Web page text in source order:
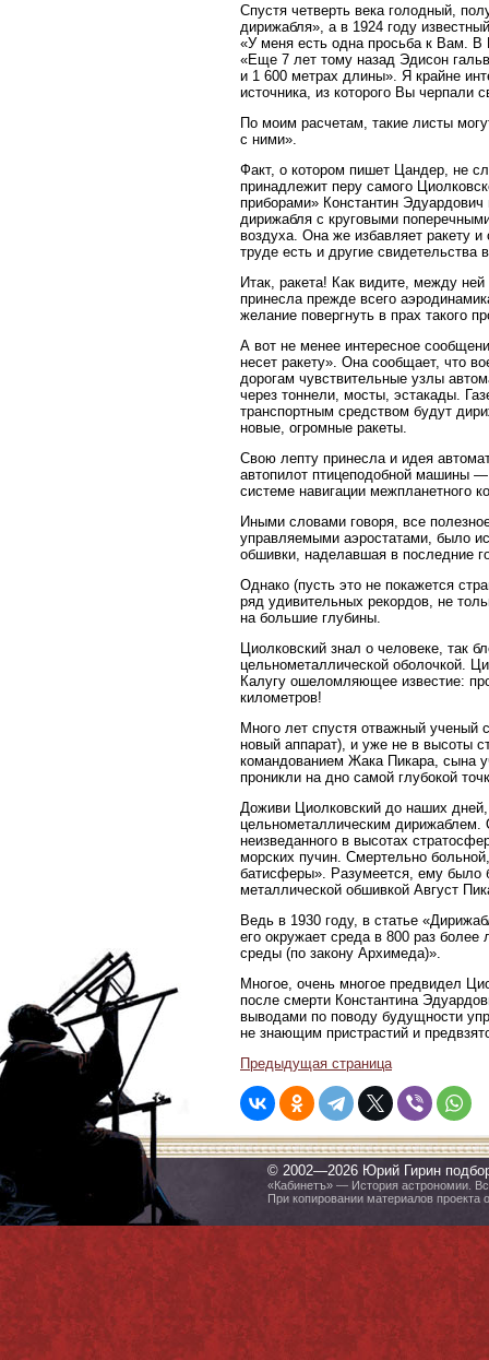
Спустя четверть века голодный,
дирижабля», а в 1924 году
«У меня есть одна просьба к Вам. В
«Еще 7 лет тому назад Эдисон
и 1 600 метрах длины». Я крайне
источника, из которого Вы черпали
По моим расчетам, такие листы
с ними».
Факт, о котором пишет Цандер, не
принадлежит перу самого
приборами» Константин
дирижабля с круговыми
воздуха. Она же избавляет ракету
труде есть и другие свидетельства
Итак, ракета! Как видите, между
принесла прежде всего
желание повергнуть в прах такого
А вот не менее интересное
несет ракету». Она сообщает, что
дорогам чувствительные узлы
через тоннели, мосты, эстакады.
транспортным средством будут
новые, огромные ракеты.
Свою лепту принесла и идея
автопилот птицеподобной машины
системе навигации межпланетного
Иными словами говоря, все
управляемыми аэростатами, было
обшивки, наделавшая в последние
Однако (пусть это не покажется
ряд удивительных рекордов, не
на большие глубины.
Циолковский знал о человеке, так
цельнометаллической оболочкой.
Калугу ошеломляющее известие:
километров!
Много лет спустя отважный ученый
новый аппарат), и уже не в высоты
командованием Жака Пикара, сына
проникли на дно самой глубокой
Доживи Циолковский до наших
цельнометаллическим дирижаблем.
неизведанного в высотах
морских пучин. Смертельно
батисферы». Разумеется, ему было
металлической обшивкой Август
Ведь в 1930 году, в статье
его окружает среда в 800 раз
среды (по закону Архимеда)».
Многое, очень многое предвидел
после смерти Константина
выводами по поводу будущности
не знающим пристрастий и
Предыдущая страница
© 2002—2026 Юрий Гирин
«Кабинетъ» — История астрономии.
При копировании материалов проекта